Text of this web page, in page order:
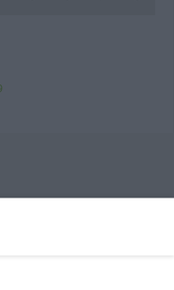
Serwis Informacyjny Miasta